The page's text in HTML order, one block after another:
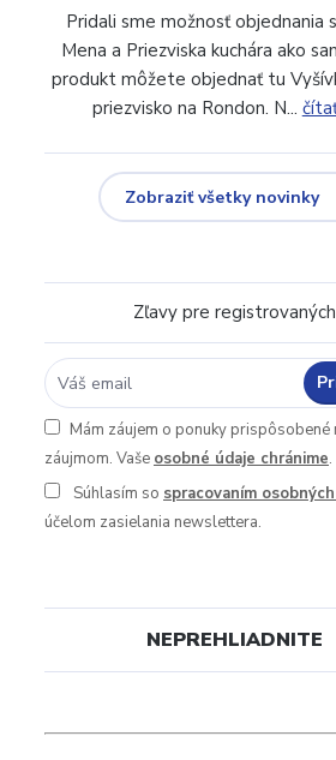
Pridali sme možnosť objednania
Mena a Priezviska kuchára ako
produkt môžete objednať tu
priezvisko na Rondon. N...
Zobraziť všetky novinky
Zľavy pre registrovaných
Mám záujem o ponuky prispôsobené
záujmom. Vaše osobné údaje chránime.
Súhlasím so spracovaním
účelom zasielania newslettera.
NEPREHLIADNITE